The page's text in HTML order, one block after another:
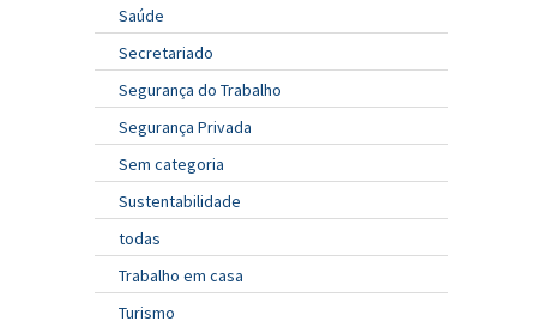
Saúde
Secretariado
Segurança do Trabalho
Segurança Privada
Sem categoria
Sustentabilidade
todas
Trabalho em casa
Turismo